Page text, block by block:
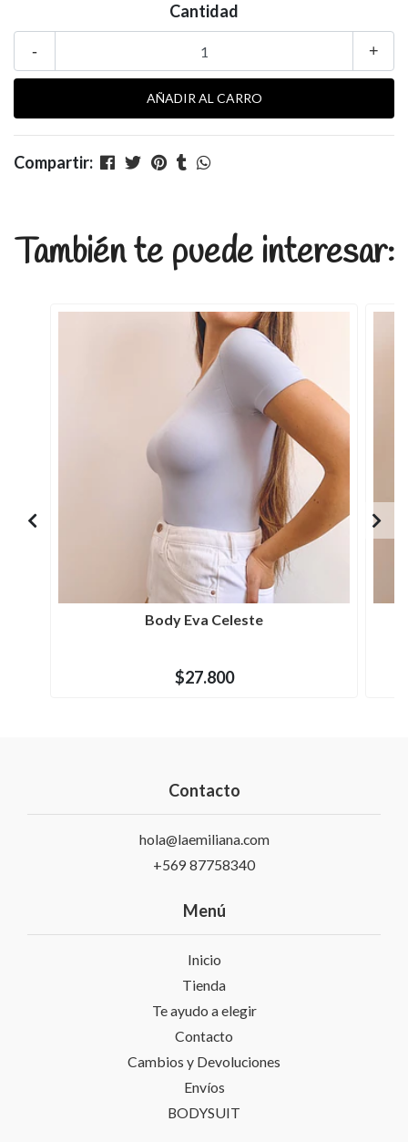
Cantidad
+
-
Compartir:
También te puede interesar:
Body Eva Celeste
$27.800
Contacto
hola@laemiliana.com
+569 87758340
Menú
Inicio
Tienda
Te ayudo a elegir
Contacto
Cambios y Devoluciones
Envíos
BODYSUIT